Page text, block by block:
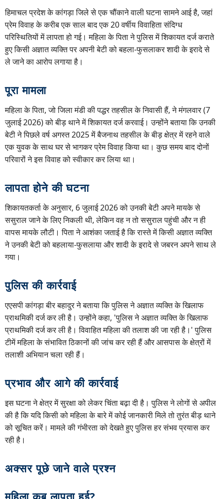
हिमाचल प्रदेश के कांगड़ा जिले से एक चौंकाने वाली घटना सामने आई है, जहां
प्रेम विवाह के करीब एक साल बाद एक 20 वर्षीय विवाहिता संदिग्ध
परिस्थितियों में लापता हो गई। महिला के पिता ने पुलिस में शिकायत दर्ज कराते
हुए किसी अज्ञात व्यक्ति पर अपनी बेटी को बहला-फुसलाकर शादी के इरादे से
ले जाने का आरोप लगाया है।
पूरा मामला
महिला के पिता, जो जिला मंडी की पद्धर तहसील के निवासी हैं, ने मंगलवार (7
जुलाई 2026) को बीड़ थाने में शिकायत दर्ज करवाई। उन्होंने बताया कि उनकी
बेटी ने पिछले वर्ष अगस्त 2025 में बैजनाथ तहसील के बीड़ क्षेत्र में रहने वाले
एक युवक के साथ घर से भागकर प्रेम विवाह किया था। कुछ समय बाद दोनों
परिवारों ने इस विवाह को स्वीकार कर लिया था।
लापता होने की घटना
शिकायतकर्ता के अनुसार, 6 जुलाई 2026 को उनकी बेटी अपने मायके से
ससुराल जाने के लिए निकली थी, लेकिन वह न तो ससुराल पहुंची और न ही
वापस मायके लौटी। पिता ने आशंका जताई है कि रास्ते में किसी अज्ञात व्यक्ति
ने उनकी बेटी को बहलाया-फुसलाया और शादी के इरादे से जबरन अपने साथ ले
गया।
पुलिस की कार्रवाई
एएसपी कांगड़ा बीर बहादुर ने बताया कि पुलिस ने अज्ञात व्यक्ति के खिलाफ
प्राथमिकी दर्ज कर ली है। उन्होंने कहा, 'पुलिस ने अज्ञात व्यक्ति के खिलाफ
प्राथमिकी दर्ज कर ली है। विवाहित महिला की तलाश की जा रही है।' पुलिस
टीमें महिला के संभावित ठिकानों की जांच कर रही हैं और आसपास के क्षेत्रों में
तलाशी अभियान चला रही हैं।
प्रभाव और आगे की कार्रवाई
इस घटना ने क्षेत्र में सुरक्षा को लेकर चिंता बढ़ा दी है। पुलिस ने लोगों से अपील
की है कि यदि किसी को महिला के बारे में कोई जानकारी मिले तो तुरंत बीड़ थाने
को सूचित करें। मामले की गंभीरता को देखते हुए पुलिस हर संभव प्रयास कर
रही है।
अक्सर पूछे जाने वाले प्रश्न